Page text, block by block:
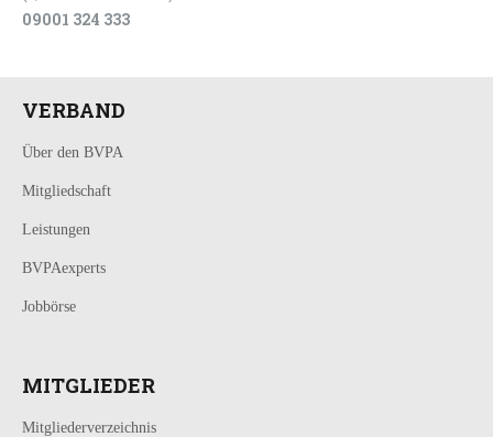
09001 324 333
VERBAND
Über den BVPA
Mitgliedschaft
Leistungen
BVPAexperts
Jobbörse
MITGLIEDER
Mitgliederverzeichnis